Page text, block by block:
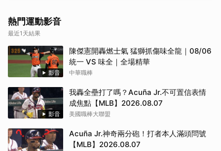
熱門運動影音
最近1天結果
影音
陳傑憲開轟燃士氣 猛獅抓傷味全龍｜08/06
統一 VS 味全｜全場精華
中華職棒
影音
我轟全壘打了嗎？Acuña Jr.不可置信表情
成焦點【MLB】2026.08.07
美國職棒大聯盟
Acuña Jr.神奇兩分砲！打者本人滿頭問號
【MLB】2026.08.07